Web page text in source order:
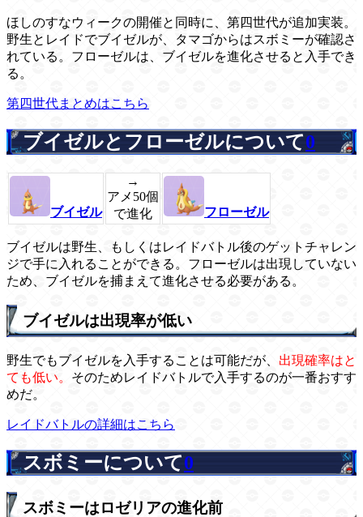
ほしのすなウィークの開催と同時に、第四世代が追加実装。
野生とレイドでブイゼルが、タマゴからはスボミーが確認さ
れている。フローゼルは、ブイゼルを進化させると入手でき
る。
第四世代まとめはこちら
ブイゼルとフローゼルについて0
ブイゼル
→
アメ50個
で進化
フローゼル
ブイゼルは野生、もしくはレイドバトル後のゲットチャレン
ジで手に入れることができる。フローゼルは出現していない
ため、ブイゼルを捕まえて進化させる必要がある。
ブイゼルは出現率が低い
野生でもブイゼルを入手することは可能だが、 出現確率はと
ても低い。 そのためレイドバトルで入手するのが一番おすす
めだ。
レイドバトルの詳細はこちら
スボミーについて0
スボミーはロゼリアの進化前